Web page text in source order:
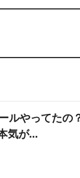
ルやってた
気が...